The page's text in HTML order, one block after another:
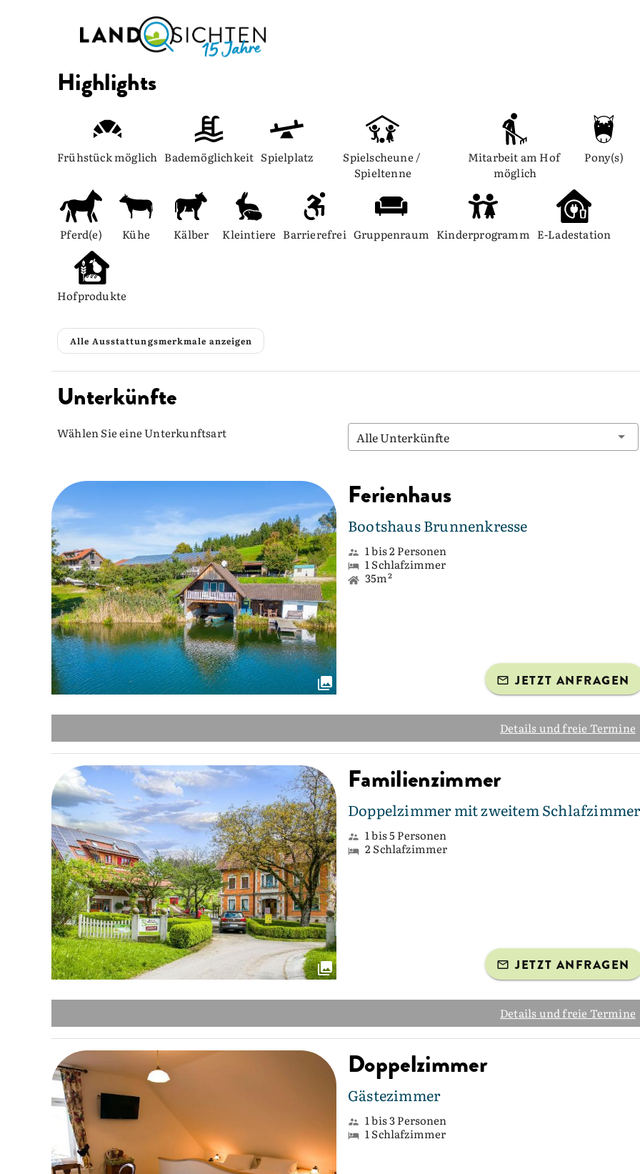
Highlights
Frühstück möglich Bademöglichkeit Spielplatz
Spielscheune /
Spieltenne
Mitarbeit am Hof
möglich
Pony(s)
Pferd(e) Kühe Kälber Kleintiere Barrierefrei Gruppenraum Kinderprogramm E-Ladestation
Hofprodukte
Alle Ausstattungsmerkmale anzeigen
Unterkünfte
Wählen Sie eine Unterkunftsart Alle Unterkünfte
Ferienhaus
Bootshaus Brunnenkresse
1 bis 2 Personen
1 Schlafzimmer
35m²
JETZT ANFRAGEN
Details und freie Termine
Familienzimmer
Doppelzimmer mit zweitem Schlafzimmer
1 bis 5 Personen
2 Schlafzimmer
JETZT ANFRAGEN
Details und freie Termine
Doppelzimmer
Gästezimmer
1 bis 3 Personen
1 Schlafzimmer